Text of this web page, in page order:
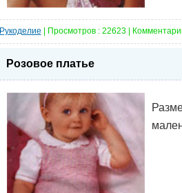
Рукоделие | Просмотров : 22623 |
Розовое платье